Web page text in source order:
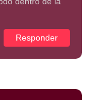
Responder